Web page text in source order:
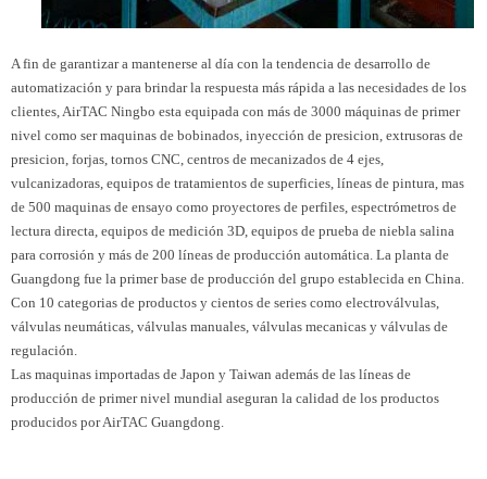
A fin de garantizar a mantenerse al día con la tendencia de desarrollo de
automatización y para brindar la respuesta más rápida a las necesidades de los
clientes, AirTAC Ningbo esta equipada con más de 3000 máquinas de primer
nivel como ser maquinas de bobinados, inyección de presicion, extrusoras de
presicion, forjas, tornos CNC, centros de mecanizados de 4 ejes,
vulcanizadoras, equipos de tratamientos de superficies, líneas de pintura, mas
de 500 maquinas de ensayo como proyectores de perfiles, espectrómetros de
lectura directa, equipos de medición 3D, equipos de prueba de niebla salina
para corrosión y más de 200 líneas de producción automática. La planta de
Guangdong fue la primer base de producción del grupo establecida en China.
Con 10 categorias de productos y cientos de series como electroválvulas,
válvulas neumáticas, válvulas manuales, válvulas mecanicas y válvulas de
regulación.
Las maquinas importadas de Japon y Taiwan además de las líneas de
producción de primer nivel mundial aseguran la calidad de los productos
producidos por AirTAC Guangdong.